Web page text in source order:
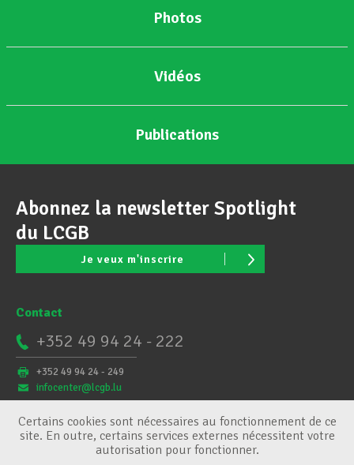
Photos
Vidéos
Publications
Abonnez la newsletter Spotlight
du LCGB
Je veux m'inscrire
Contact
+352 49 94 24 - 222
+352 49 94 24 - 249
infocenter@lcgb.lu
Certains cookies sont nécessaires au fonctionnement de ce
site. En outre, certains services externes nécessitent votre
autorisation pour fonctionner.